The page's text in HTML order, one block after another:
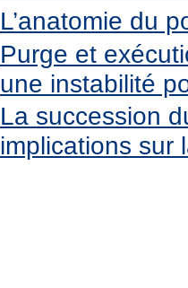
L’anatomie du
Purge et
une instabilité
La succession
implications sur